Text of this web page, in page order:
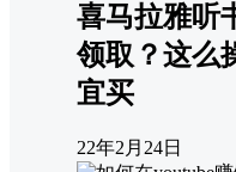
喜马拉雅听
领取？这么
宜买
22年2月24日